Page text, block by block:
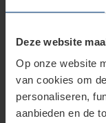
Deze website
Op onze website
van cookies om
personaliseren,
aanbieden en de